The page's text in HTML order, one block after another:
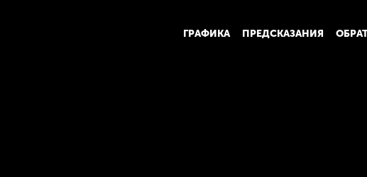
ГРАФИКА ПРЕДСКАЗАНИЯ